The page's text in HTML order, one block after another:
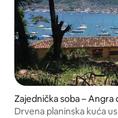
Zajednička soba – Angra
Drvena planinska kuća